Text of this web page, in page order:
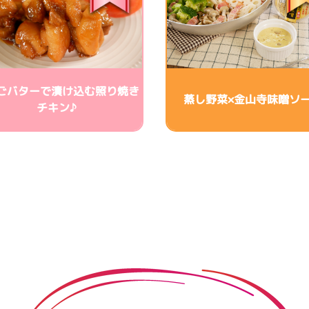
バターで漬け込む照り焼き
チキン♪
蒸し野菜×金山寺味噌ソ